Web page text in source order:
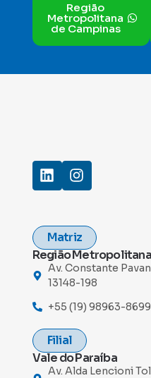
Região
Metropolitana
de Campinas
Matriz
Região
Av. Constante
13148-198
+55 (19) 98963-8699
Filial
Vale do Paraíba
Av. Alda Lencioni